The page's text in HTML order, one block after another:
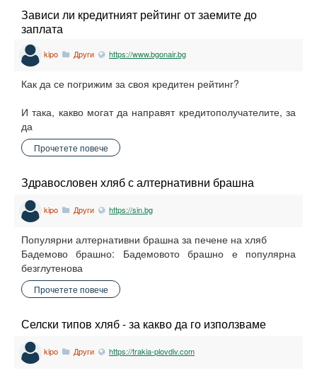
Зависи ли кредитният рейтинг от заемите до
заплата
kipo Други https://www.bgonair.bg
Как да се погрижим за своя кредитен рейтинг?
И така, какво могат да направят кредитополучателите, за
да
Прочетете повече
Здравословен хляб с алтернативни брашна
kipo Други https://sin.bg
Популярни алтернативни брашна за печене на хляб
Бадемово брашно: Бадемовото брашно е популярна
безглутенова
Прочетете повече
Селски типов хляб - за какво да го използваме
kipo Други https://trakia-plovdiv.com